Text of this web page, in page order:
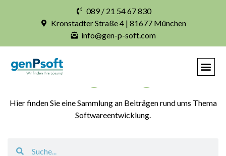
089 / 21 54 67 830
Kronstadter Straße 4 | 81677 München
info@gen-p-soft.com
Hier finden Sie eine Sammlung an Beiträgen rund ums Thema
Softwareentwicklung.